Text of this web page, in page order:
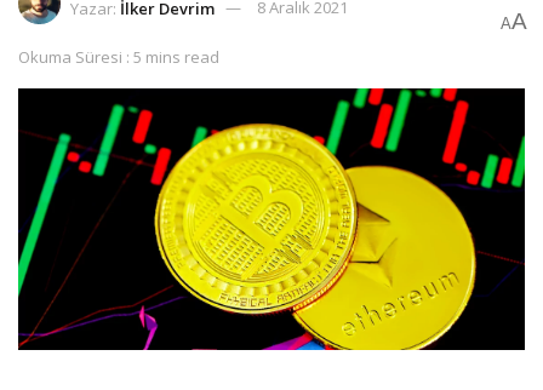
Yazar: İlker Devrim 8 Aralık 2021
Okuma Süresi : 5 mins read
AA